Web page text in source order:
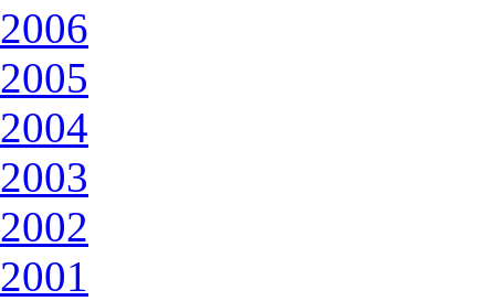
2006
2005
2004
2003
2002
2001